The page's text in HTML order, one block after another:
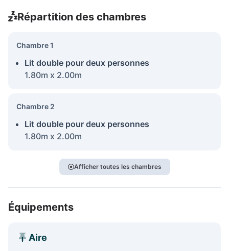
Répartition des chambres
Chambre 1
Lit double pour deux personnes
1.80m x 2.00m
Chambre 2
Lit double pour deux personnes
1.80m x 2.00m
Afficher toutes les chambres
Équipements
Aire